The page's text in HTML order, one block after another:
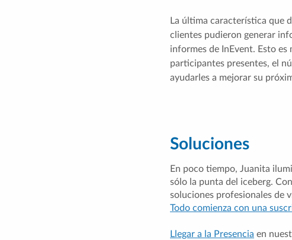
La última característica que
clientes pudieron generar
informes de InEvent. Esto
participantes presentes, el
ayudarles a mejorar su
Soluciones
En poco tiempo, Juanita
sólo la punta del iceberg.
soluciones profesionales de
Todo comienza con una
Llegar a la Presencia en